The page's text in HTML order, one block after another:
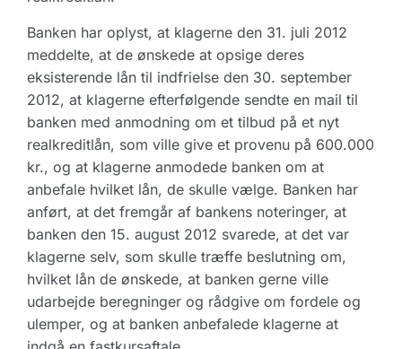
Banken har oplyst, at klagerne den 31. juli 2012
meddelte, at de ønskede at opsige deres
eksisterende lån til indfrielse den 30. september
2012, at klagerne efterfølgende sendte en mail til
banken med anmodning om et tilbud på et nyt
realkreditlån, som ville give et provenu på 600.000
kr., og at klagerne anmodede banken om at
anbefale hvilket lån, de skulle vælge. Banken har
anført, at det fremgår af bankens noteringer, at
banken den 15. august 2012 svarede, at det var
klagerne selv, som skulle træffe beslutning om,
hvilket lån de ønskede, at banken gerne ville
udarbejde beregninger og rådgive om fordele og
ulemper, og at banken anbefalede klagerne at